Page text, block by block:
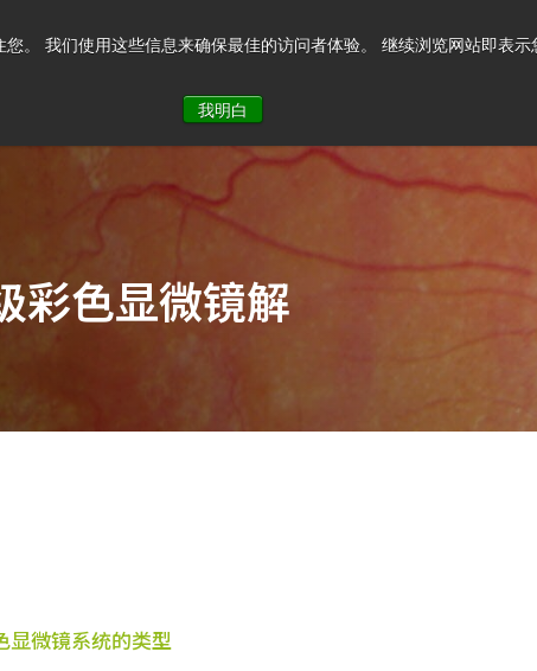
。 我们使用这些信息来确保最佳的访问者体验。 继续浏览网站即表
我明白
彩色显微镜解
微镜系统的类型